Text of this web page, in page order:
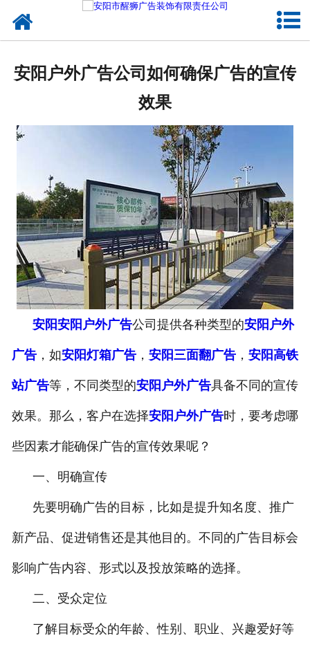
服务项目
成功案例
新闻资讯
企业文化
联系我们
安阳户外广告公司如何确保广告的宣传
效果
安阳安阳户外广告公司提供各种类型的安阳户外
广告，如安阳灯箱广告， 安阳三面翻广告， 安阳高铁
站广告等，不同类型的安阳户外广告具备不同的宣传
效果。那么，客户在选择安阳户外广告时，要考虑哪
些因素才能确保广告的宣传效果呢？
一、明确宣传
先要明确广告的目标，比如是提升知名度、推广
新产品、促进销售还是其他目的。不同的广告目标会
影响广告内容、形式以及投放策略的选择。
二、受众定位
了解目标受众的年龄、性别、职业、兴趣爱好等